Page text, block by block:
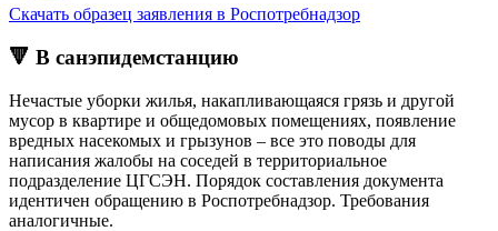
Скачать образец заявления в Роспотребнадзор
🔻 В санэпидемстанцию
Нечастые уборки жилья, накапливающаяся грязь и другой
мусор в квартире и общедомовых помещениях, появление
вредных насекомых и грызунов – все это поводы для
написания жалобы на соседей в территориальное
подразделение ЦГСЭН. Порядок составления документа
идентичен обращению в Роспотребнадзор. Требования
аналогичные.